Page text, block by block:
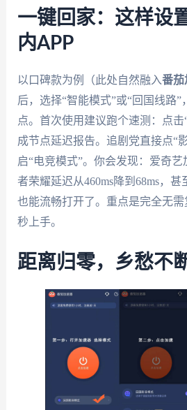
一键回家：这样设
内APP
以口碑款为例（此处自然融入番茄
后，选择“智能模式”或“回国线路
点。首次使用建议跑个速测：点击
成节点延迟报告。追剧党直接点“
启“电竞模式”。你会发现：爱奇
者荣耀延迟从460ms降到68ms，
也能流畅打开了。重点是完全无
秒上手。
距离归零，乡愁不